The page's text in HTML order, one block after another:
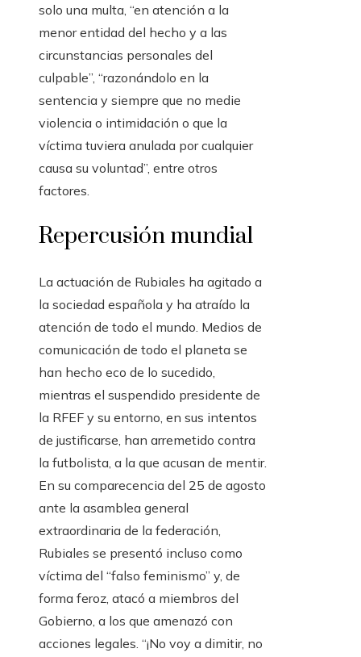
solo una multa, “en atención a la
menor entidad del hecho y a las
circunstancias personales del
culpable”, “razonándolo en la
sentencia y siempre que no medie
violencia o intimidación o que la
víctima tuviera anulada por cualquier
causa su voluntad”, entre otros
factores.
Repercusión mundial
La actuación de Rubiales ha agitado a
la sociedad española y ha atraído la
atención de todo el mundo. Medios de
comunicación de todo el planeta se
han hecho eco de lo sucedido,
mientras el suspendido presidente de
la RFEF y su entorno, en sus intentos
de justificarse, han arremetido contra
la futbolista, a la que acusan de mentir.
En su comparecencia del 25 de agosto
ante la asamblea general
extraordinaria de la federación,
Rubiales se presentó incluso como
víctima del “falso feminismo” y, de
forma feroz, atacó a miembros del
Gobierno, a los que amenazó con
acciones legales. “¡No voy a dimitir, no